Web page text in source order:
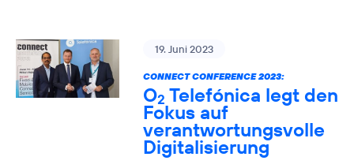
19. Juni 2023
CONNECT CONFERENCE 2023:
O2 Telefónica legt den
Fokus auf
verantwortungsvolle
Digitalisierung